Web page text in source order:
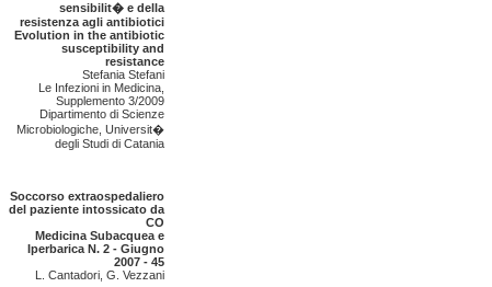
sensibilit� e della
resistenza agli antibiotici
Evolution in the antibiotic
susceptibility and
resistance
Stefania Stefani
Le Infezioni in Medicina,
Supplemento 3/2009
Dipartimento di Scienze
Microbiologiche, Universit�
degli Studi di Catania
Soccorso extraospedaliero
del paziente intossicato da
CO
Medicina Subacquea e
Iperbarica N. 2 - Giugno
2007 - 45
L. Cantadori, G. Vezzani